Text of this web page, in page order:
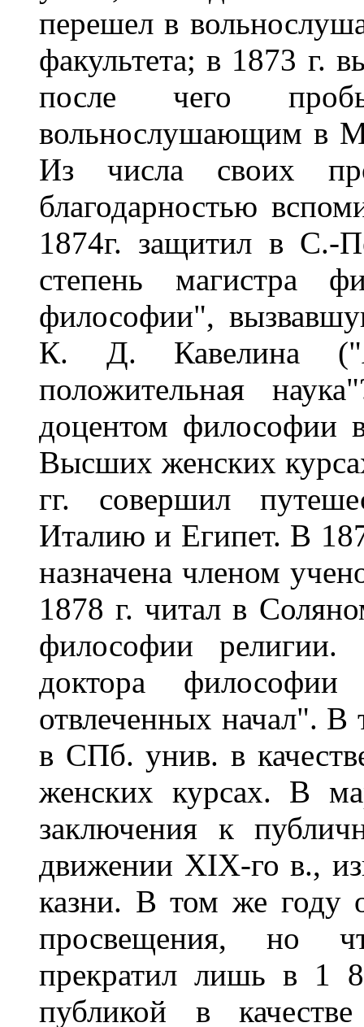
перешел в
факультета; в 1873 г.
после чего
вольнослушающим в
Из числа своих
благодарностью
1874г. защитил в С.-
степень магистра
философии",
К. Д. Кавелина
положительная
доцентом философии
Высших женских
гг. совершил
Италию и Египет. В
назначена членом
1878 г. читал в
философии
доктора
отвлеченных начал". В
в СПб. унив. в
женских курсах. В
заключения к
движении XIX-го в.,
казни. В том же году
просвещения, но
прекратил лишь в 1
публикой в